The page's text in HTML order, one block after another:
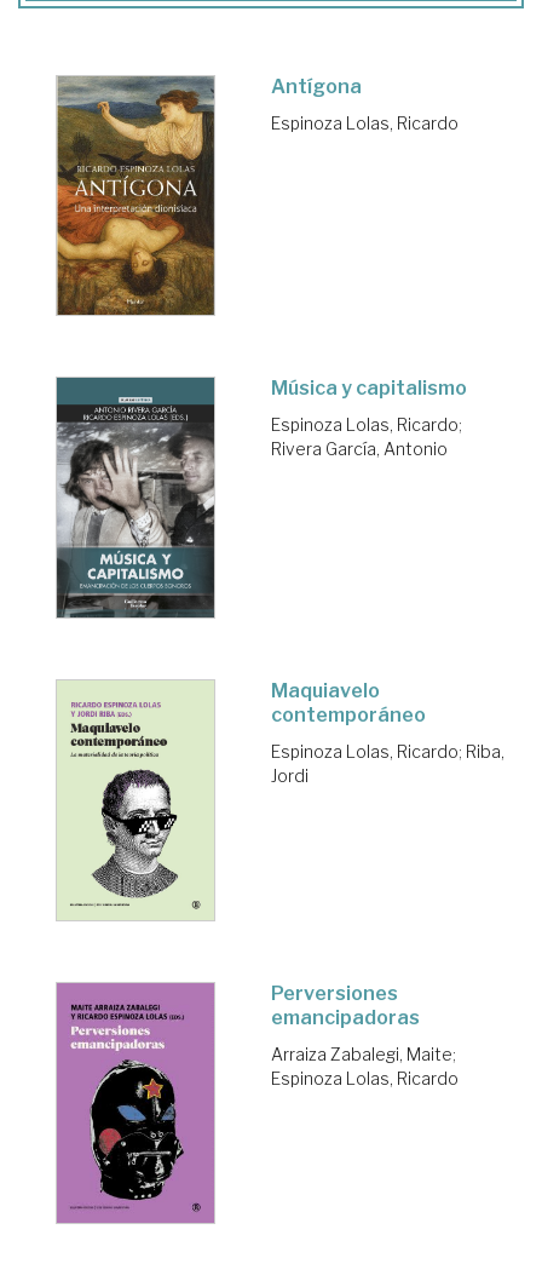
Antígona
Espinoza Lolas, Ricardo
Música y capitalismo
Espinoza Lolas, Ricardo;
Rivera García, Antonio
Maquiavelo
contemporáneo
Espinoza Lolas, Ricardo; Riba,
Jordi
Perversiones
emancipadoras
Arraiza Zabalegi, Maite;
Espinoza Lolas, Ricardo